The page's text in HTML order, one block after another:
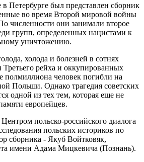
Петербурге был представлен сборник
во время Второй мировой войны
численности они занимали второе
групп, определенных нацистами к
уничтожению.
холода и болезней в сотнях
Третьего рейха и оккупированных
полмиллиона человек погибли на
Польши. Однако трагедия советских
одной из тех тем, которая еще не
европейцев.
польско-российского диалога
польских историков по
сборника - Якуб Войтковяк,
имени Адама Мицкевича (Познань).